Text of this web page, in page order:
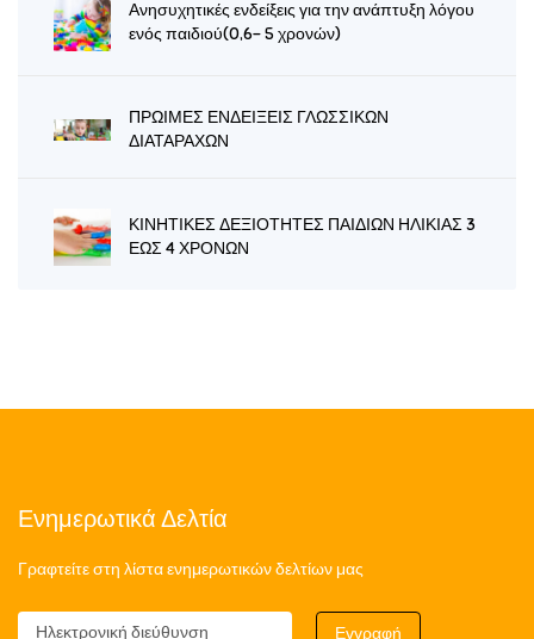
Ανησυχητικές ενδείξεις για την ανάπτυξη λόγου
ενός παιδιού(0,6- 5 χρονών)
ΠΡΩΙΜΕΣ ΕΝΔΕΙΞΕΙΣ ΓΛΩΣΣΙΚΩΝ
ΔΙΑΤΑΡΑΧΩΝ
ΚΙΝΗΤΙΚΕΣ ΔΕΞΙΟΤΗΤΕΣ ΠΑΙΔΙΩΝ ΗΛΙΚΙΑΣ 3
ΕΩΣ 4 ΧΡΟΝΩΝ
Ενημερωτικά Δελτία
Γραφτείτε στη λίστα ενημερωτικών δελτίων μας